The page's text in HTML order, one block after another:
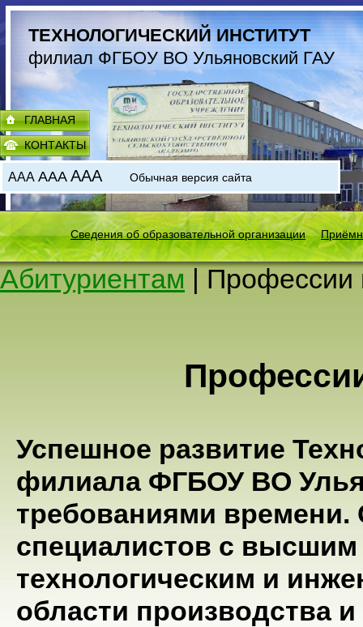
ТЕХНОЛОГИЧЕСКИЙ ИНСТИТУТ
филиал ФГБОУ ВО Ульяновский ГАУ
ГЛАВНАЯ
КОНТАКТЫ
AAA AAA AAA Обычная версия сайта
Сведения об образовательной организации
Абитуриентам | Профессии
Успешное развитие
филиала ФГБОУ ВО
требованиями времени.
специалистов с
технологическим и
области производства